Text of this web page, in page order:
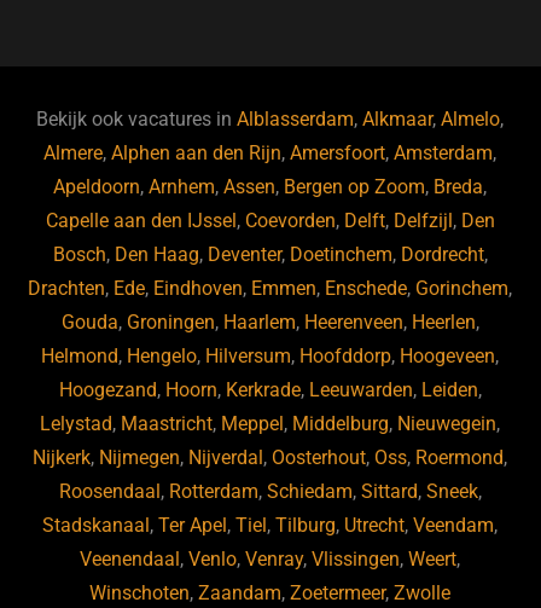
b
o
o
k
ky dI
n
Bekijk ook vacatures inAlblasserdam,Alkmaar,Almelo,
Almere,Alphen aan den Rijn,Amersfoort,Amsterdam,
Apeldoorn,Arnhem,Assen, Bergen op Zoom, Breda,
Capelle aan den IJssel, Coevorden, Delft, Delfzijl, Den
Bosch, Den Haag, Deventer, Doetinchem, Dordrecht,
Drachten, Ede, Eindhoven, Emmen, Enschede, Gorinchem,
Gouda, Groningen, Haarlem, Heerenveen, Heerlen,
Helmond, Hengelo, Hilversum, Hoofddorp, Hoogeveen,
Hoogezand, Hoorn, Kerkrade, Leeuwarden, Leiden,
Lelystad, Maastricht, Meppel, Middelburg, Nieuwegein,
Nijkerk, Nijmegen, Nijverdal, Oosterhout, Oss, Roermond,
Roosendaal, Rotterdam, Schiedam, Sittard, Sneek,
Stadskanaal,Ter Apel,Tiel,Tilburg, Utrecht,Veendam,
Veenendaal,Venlo,Venray,Vlissingen,Weert,
Winschoten,Zaandam,Zoetermeer,Zwolle